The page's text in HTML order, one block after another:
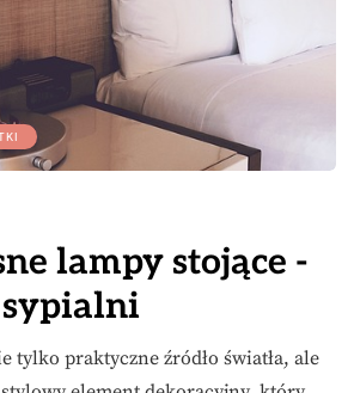
lampy stojące -
tylko praktyczne źródło światła, ale